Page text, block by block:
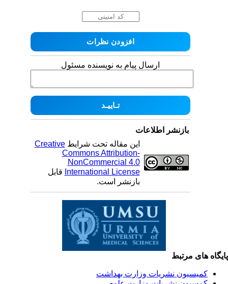
ارسال پیام به نویسنده مسئول
بازنشر اطلاعات
این مقاله تحت شرایطCreative
Commons Attribution-
NonCommercial 4.0
International Licenseقابل
بازنشر است.
های مرتبط
کمیسیون نشریات وزارت بهداشت